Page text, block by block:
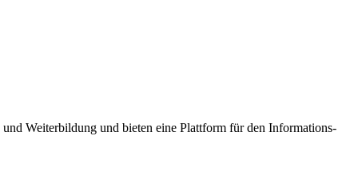
Weiterbildung und bieten eine Plattform für den Informations-